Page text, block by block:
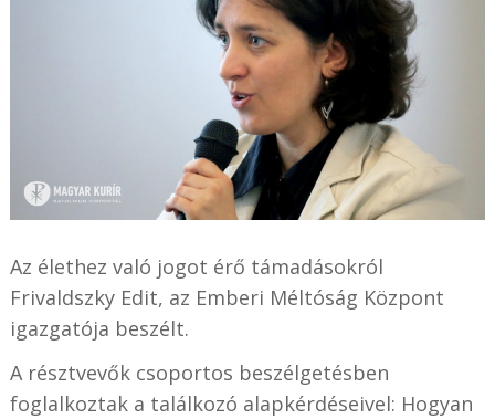
Az élethez való jogot érő támadásokról
Frivaldszky Edit, az Emberi Méltóság Központ
igazgatója beszélt.
A résztvevők csoportos beszélgetésben
foglalkoztak a találkozó alapkérdéseivel: Hogyan